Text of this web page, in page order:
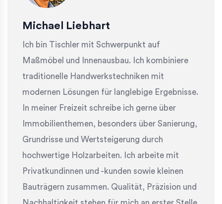
Michael Liebhart
Ich bin Tischler mit Schwerpunkt auf
Maßmöbel und Innenausbau. Ich kombiniere
traditionelle Handwerkstechniken mit
modernen Lösungen für langlebige Ergebnisse.
In meiner Freizeit schreibe ich gerne über
Immobilienthemen, besonders über Sanierung,
Grundrisse und Wertsteigerung durch
hochwertige Holzarbeiten. Ich arbeite mit
Privatkundinnen und -kunden sowie kleinen
Bauträgern zusammen. Qualität, Präzision und